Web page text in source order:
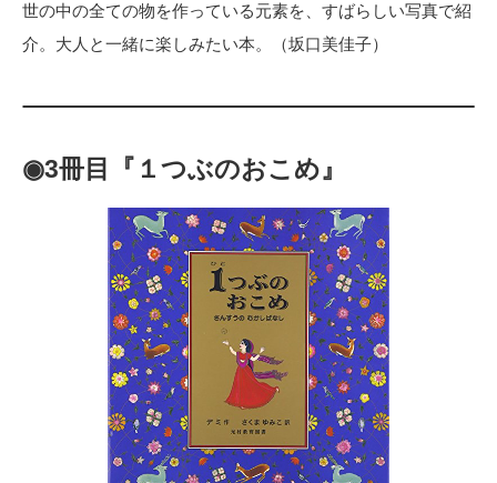
世の中の全ての物を作っている元素を、すばらしい写真で紹
介。大人と一緒に楽しみたい本。（坂口美佳子）
◉3冊目『１つぶのおこめ』